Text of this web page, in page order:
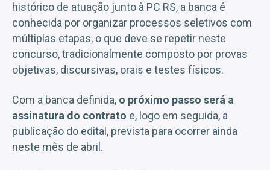
histórico de atuação junto à PC RS, a banca é
conhecida por organizar processos seletivos com
múltiplas etapas, o que deve se repetir neste
concurso, tradicionalmente composto por provas
objetivas, discursivas, orais e testes físicos.
Com a banca definida, o próximo passo será a
assinatura do contrato e, logo em seguida, a
publicação do edital, prevista para ocorrer ainda
neste mês de abril.